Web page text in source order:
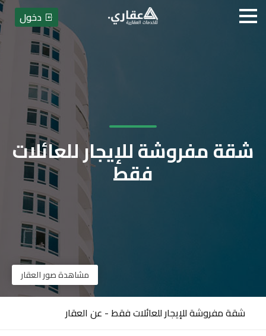
شقة مفروشة للإيجار للعائلات
فقط
مشاهدة صور العقار
شقة مفروشة للإيجار للعائلات فقط - عن العقار
دخول